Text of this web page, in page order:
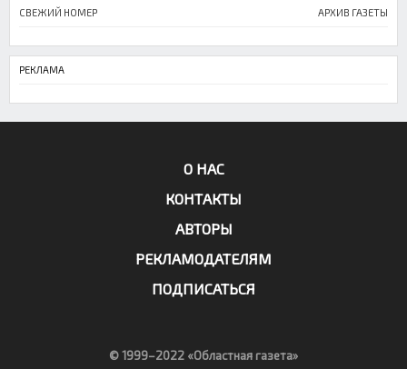
СВЕЖИЙ НОМЕР АРХИВ ГАЗЕТЫ
РЕКЛАМА
О НАС
КОНТАКТЫ
АВТОРЫ
РЕКЛАМОДАТЕЛЯМ
ПОДПИСАТЬСЯ
© 1999–2022 «Областная газета»